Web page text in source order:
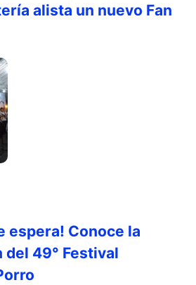
alista un nuevo Fan
espera! Conoce la
del 49° Festival